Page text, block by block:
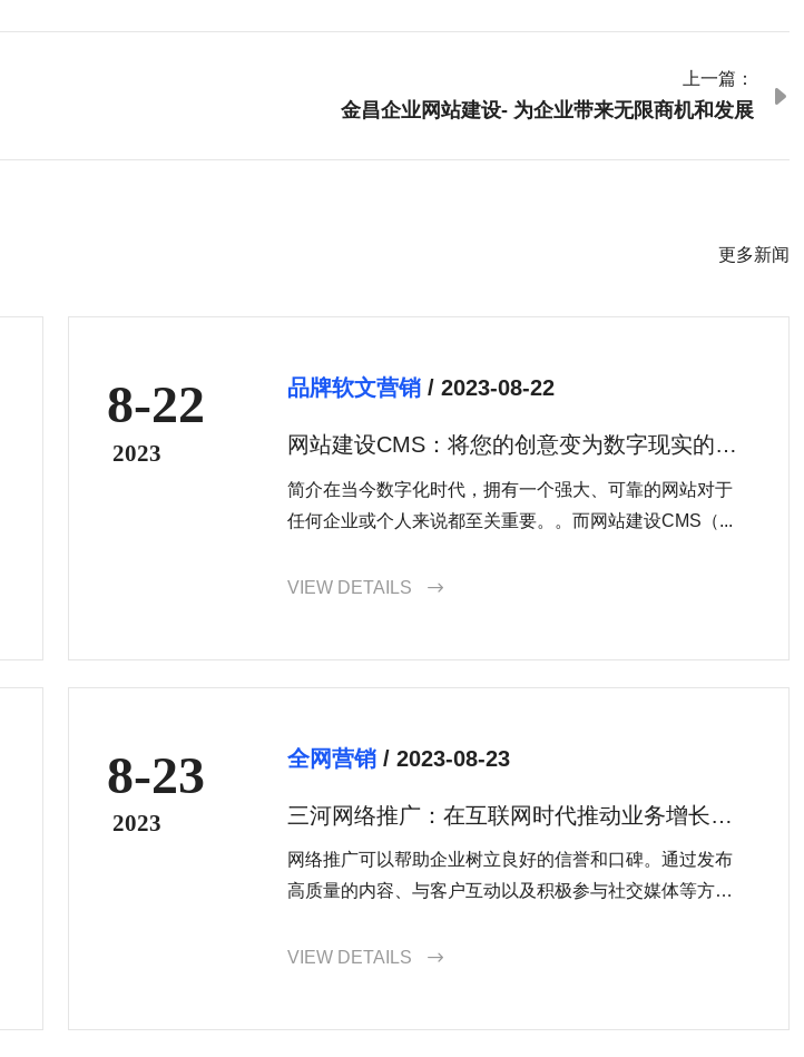
上一篇：
金昌企业网站建设- 为企业带来无限商机和发展

更多新闻
8-22
2023
品牌软文营销 / 2023-08-22
网站建设CMS：将您的创意变为数字现实的最
简介在当今数字化时代，拥有一个强大、可靠的网站对于
任何企业或个人来说都至关重要。。而网站建设CMS（...
VIEW DETAILS 
8-23
2023
全网营销 / 2023-08-23
三河网络推广：在互联网时代推动业务增长的
关键
网络推广可以帮助企业树立良好的信誉和口碑。通过发布
高质量的内容、与客户互动以及积极参与社交媒体等方
心，从而赢得更多的业务和口碑传播。
VIEW DETAILS 